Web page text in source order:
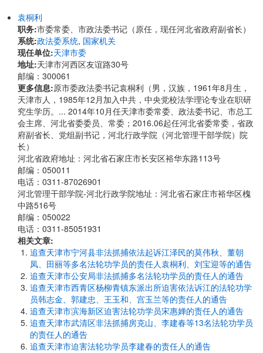
袁桐利
职务:市委常委、市政法委书记（原任，现任河北省政府副省长）
系统:政法委系统, 国家机关
现任单位:天津市委
地址:天津市河西区友谊路30号
邮编：300061
更多信息:原市委政法委书记袁桐利（男，汉族，1961年8月生，
天津市人，1985年12月加入中共，中央党校法学理论专业在职研
究生学历。... 2014年10月任天津市委常委、政法委书记、市总工
会主席、河北省委委员、常委；2016.06起任河北省委常委，省政
府副省长、党组副书记，河北行政学院（河北管理干部学院）院
长）
河北省政府地址：河北省石家庄市长安区裕华东路113号
邮编：050011
电话：0311-87026901
河北管理干部学院-河北行政学院地址：河北省石家庄市裕华区槐
中路516号
邮编：050022
电话：0311-85051931
相关文章:
追查天津市宁河县非法抓捕依法起诉江泽民的莫伟秋、董朝
凤、田丽等多名法轮功学员的责任人袁桐利、刘宝迎等的通告
追查天津市公安局非法抓捕多名法轮功学员的责任人的通告
追查天津市西青区杨柳青镇东派出所迫害依法诉江的法轮功学
员韩志金、郭建忠、王玉和、宫玉兰等的责任人的通告
追查天津市滨海新区迫害法轮功学员宋惠婵的责任人的通告
追查天津市武清区非法抓捕房克山、李建春等13名法轮功学员
的责任人的通告
追查天津市迫害法轮功学员李建春的责任人的通告